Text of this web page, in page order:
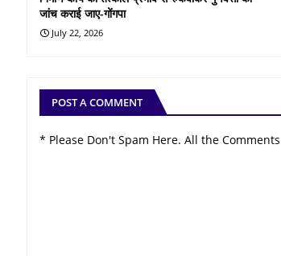
जांच कराई जाए-गोंगपा
July 22, 2026
POST A COMMENT
* Please Don't Spam Here. All the